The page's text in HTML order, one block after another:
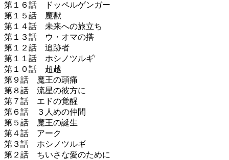
第１６話 ドッペルゲンガー
第１５話 魔獣
第１４話 未来への旅立ち
第１３話 ウ・オマの搭
第１２話 追跡者
第１１話 ホシノツルギ'
第１０話 超越
第９話 魔王の頭痛
第８話 流星の彼方に
第７話 エドの覚醒
第６話 ３人めの仲間
第５話 魔王の誕生
第４話 アーク
第３話 ホシノツルギ
第２話 ちいさな愛のために